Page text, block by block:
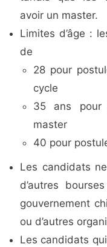
avoir un master.
Limites d’âge :
de
28 pour
cycle
35 ans pour
master
40 pour
Les candidats
d’autres
gouvernement
ou d’autres
Les candidats